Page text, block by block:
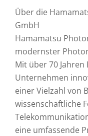
Über die
GmbH
Hamamatsu
modernster
Mit über 70
Unternehmen
einer Vielzahl von
wissenschaftliche
eine umfassende